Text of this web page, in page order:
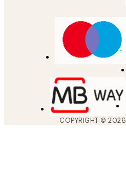
COPYRIGHT ©2026